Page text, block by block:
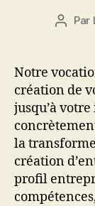
Auteur
Par
Notre
création de
jusqu’à
la
création
profil